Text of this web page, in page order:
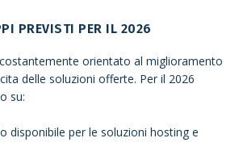
PREVISTI PER IL 2026
orientato al miglioramento
delle soluzioni offerte. Per il 2026
su:
disponibile per le soluzioni hosting e